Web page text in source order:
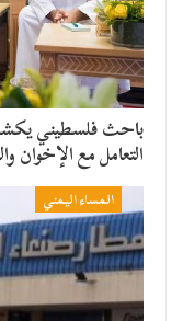
باحث فلسطيني
التعامل مع الإخوان
المساء اليمني